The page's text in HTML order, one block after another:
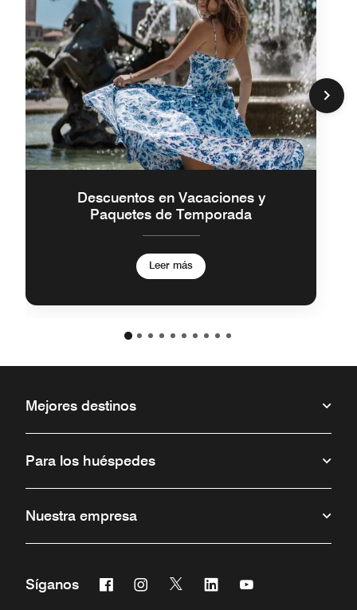
Descuentos en Vacaciones y
Paquetes de Temporada
Leer más
Mejores destinos
Para los huéspedes
Nuestra empresa
Síganos Facebook
Abre una ventana nueva
Instagram
Abre una ventana nueva
Twitter
Abre una ventana nueva
Linkedin
Abre una ventana nueva
Abre una ventana